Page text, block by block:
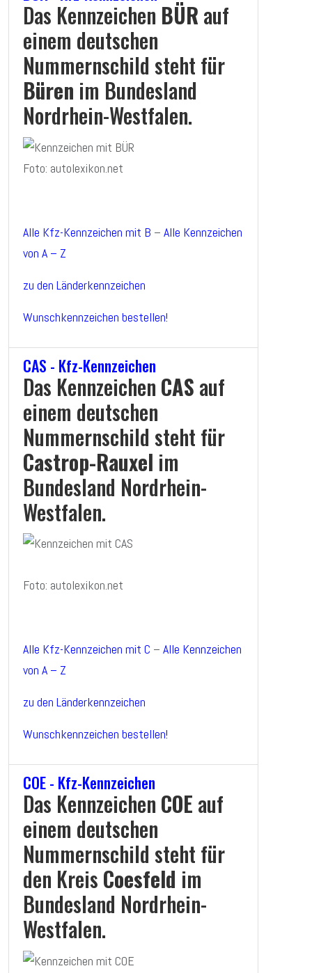
Das Kennzeichen BÜR auf
einem deutschen
Nummernschild steht für
Büren im Bundesland
Nordrhein-Westfalen.
Foto: autolexikon.net
Alle Kfz-Kennzeichen mit B – Alle Kennzeichen
von A – Z
zu den Länderkennzeichen
Wunschkennzeichen bestellen!
CAS - Kfz-Kennzeichen
Das Kennzeichen CAS auf
einem deutschen
Nummernschild steht für
Castrop-Rauxel im
Bundesland Nordrhein-
Westfalen.
Foto: autolexikon.net
Alle Kfz-Kennzeichen mit C – Alle Kennzeichen
von A – Z
zu den Länderkennzeichen
Wunschkennzeichen bestellen!
COE - Kfz-Kennzeichen
Das Kennzeichen COE auf
einem deutschen
Nummernschild steht für
den Kreis Coesfeld im
Bundesland Nordrhein-
Westfalen.